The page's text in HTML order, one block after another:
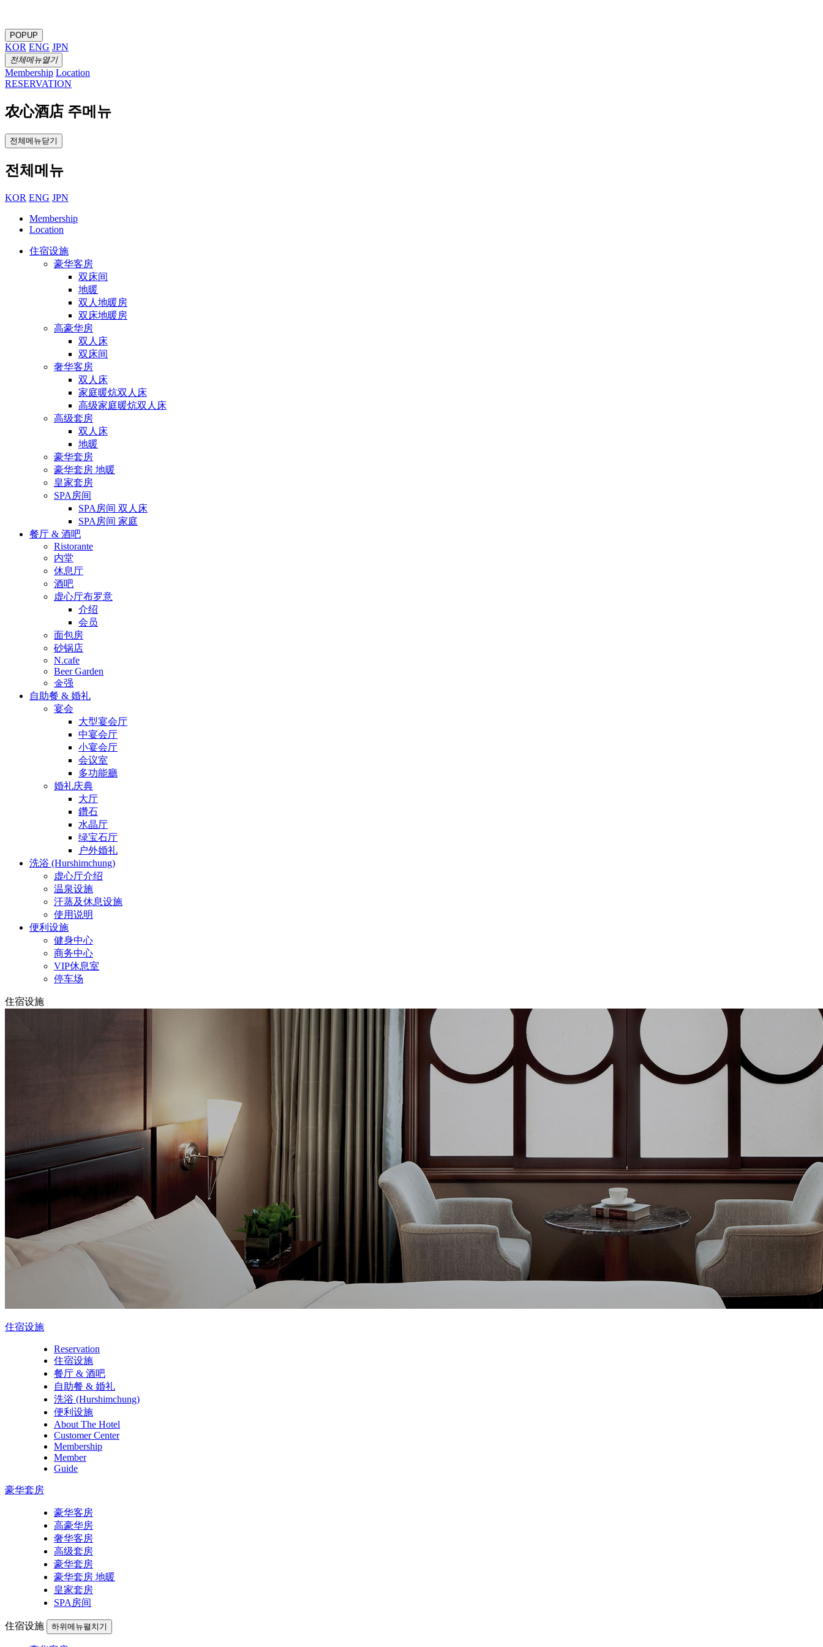
POPUP
KOR ENG JPN
전체메뉴열기
Membership Location
RESERVATION
农心酒店 주메뉴
전체메뉴닫기
전체메뉴
KOR ENG JPN
Membership
Location
住宿设施
豪华客房
双床间
地暖
双人地暖房
双床地暖房
高豪华房
双人床
双床间
奢华客房
双人床
家庭暖炕双人床
高级家庭暖炕双人床
高级套房
双人床
地暖
豪华套房
豪华套房 地暖
皇家套房
SPA房间
SPA房间 双人床
SPA房间 家庭
餐厅 & 酒吧
Ristorante
内堂
休息厅
酒吧
虚心厅布罗意
介绍
会员
面包房
砂锅店
N.cafe
Beer Garden
金强
自助餐 & 婚礼
宴会
大型宴会厅
中宴会厅
小宴会厅
会议室
多功能廳
婚礼庆典
大厅
鑽石
水晶厅
绿宝石厅
户外婚礼
洗浴 (Hurshimchung)
虚心厅介绍
温泉设施
汗蒸及休息设施
使用说明
便利设施
健身中心
商务中心
VIP休息室
停车场
住宿设施
住宿设施
Reservation
住宿设施
餐厅 & 酒吧
自助餐 & 婚礼
洗浴 (Hurshimchung)
便利设施
About The Hotel
Customer Center
Membership
Member
Guide
豪华套房
豪华客房
高豪华房
奢华客房
高级套房
豪华套房
豪华套房 地暖
皇家套房
SPA房间
住宿设施 하위메뉴펼치기